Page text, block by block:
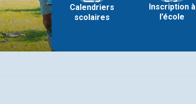
Calendriers
scolaires
Inscription à
l’école